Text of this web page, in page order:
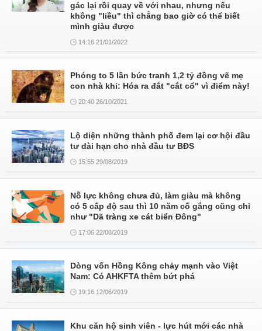
gác lại rồi quay về với nhau, nhưng nếu
không "liều" thì chẳng bao giờ có thể biết
mình giàu được
14:16 21/01/2022
Phóng to 5 lần bức tranh 1,2 tỷ đồng vẽ mẹ
con nhà khỉ: Hóa ra đắt "cắt cổ" vì điểm này!
20:40 26/10/2021
Lộ diện những thành phố đem lại cơ hội đầu
tư dài hạn cho nhà đầu tư BĐS
15:55 29/08/2019
Nỗ lực không chưa đủ, làm giàu mà không
có 5 cấp độ sau thì 10 năm cố gắng cũng chỉ
như "Dã tràng xe cát biển Đông"
17:06 22/08/2019
Dòng vốn Hồng Kông chảy mạnh vào Việt
Nam: Có AHKFTA thêm bứt phá
19:16 12/06/2019
Khu căn hộ sinh viên - lực hút mới các nhà